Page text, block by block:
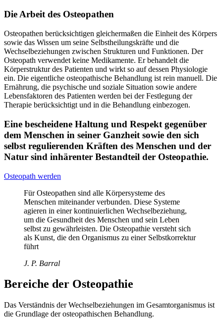
Die Arbeit des Osteopathen
Osteopathen berücksichtigen gleichermaßen die Einheit des Körpers
sowie das Wissen um seine Selbstheilungskräfte und die
Wechselbeziehungen zwischen Strukturen und Funktionen. Der
Osteopath verwendet keine Medikamente. Er behandelt die
Körperstruktur des Patienten und wirkt so auf dessen Physiologie
ein. Die eigentliche osteopathische Behandlung ist rein manuell. Die
Ernährung, die psychische und soziale Situation sowie andere
Lebensfaktoren des Patienten werden bei der Festlegung der
Therapie berücksichtigt und in die Behandlung einbezogen.
Eine bescheidene Haltung und Respekt gegenüber
dem Menschen in seiner Ganzheit sowie den sich
selbst regulierenden Kräften des Menschen und der
Natur sind inhärenter Bestandteil der Osteopathie.
Osteopath werden
Für Osteopathen sind alle Körpersysteme des
Menschen miteinander verbunden. Diese Systeme
agieren in einer kontinuierlichen Wechselbeziehung,
um die Gesundheit des Menschen und sein Leben
selbst zu gewährleisten. Die Osteopathie versteht sich
als Kunst, die den Organismus zu einer Selbstkorrektur
führt
J. P. Barral
Bereiche der Osteopathie
Das Verständnis der Wechselbeziehungen im Gesamtorganismus ist
die Grundlage der osteopathischen Behandlung.